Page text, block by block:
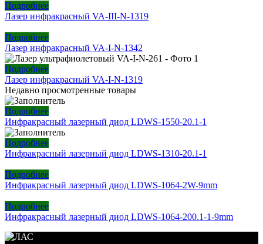
Подробнее
Лазер инфракрасный VA-III-N-1319
Подробнее
Лазер инфракрасный VA-I-N-1342
Подробнее
Лазер инфракрасный VA-I-N-1319
Недавно просмотренные товары
Подробнее
Инфракрасный лазерный диод LDWS-1550-20.1-1
Подробнее
Инфракрасный лазерный диод LDWS-1310-20.1-1
Подробнее
Инфракрасный лазерный диод LDWS-1064-2W-9mm
Подробнее
Инфракрасный лазерный диод LDWS-1064-200.1-1-9mm